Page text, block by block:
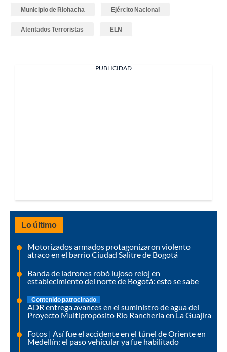
Municipio de Riohacha Ejército Nacional
Atentados Terroristas ELN
PUBLICIDAD
Lo último
Motorizados armados protagonizaron violento
atraco en el barrio Ciudad Salitre de Bogotá
Banda de ladrones robó lujoso reloj en
establecimiento del norte de Bogotá: esto se sabe
Contenido patrocinado
ADR entrega avances en el suministro de agua del
Proyecto Multipropósito Río Ranchería en La Guajira
Fotos | Así fue el accidente en el túnel de Oriente en
Medellín: el paso vehicular ya fue habilitado